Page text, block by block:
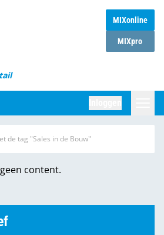
MIXonline
MIXpro
de tag "Sales in de Bouw"
content.